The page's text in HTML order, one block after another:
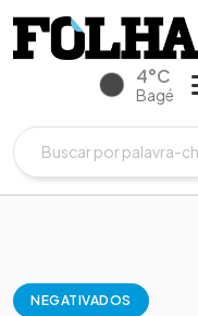
4°C
Bagé
NEGATIVADOS